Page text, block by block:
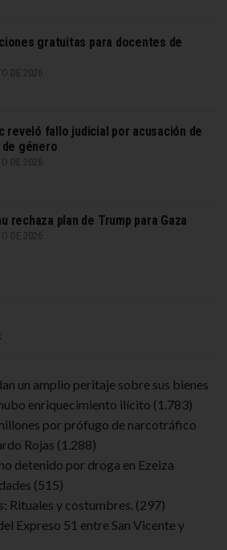
gratuitas para docentes de
DE 2026
reveló fallo judicial por acusación de
género
DE 2026
rechaza plan de Trump para Gaza
DE 2026
un amplio peritaje sobre sus bienes
enriquecimiento ilícito (1.783)
por prófugo de narcotráfico
Rojas (1.288)
detenido por droga en Ezeiza
(515)
Rituales y costumbres. (297)
Expreso 51 entre San Vicente y